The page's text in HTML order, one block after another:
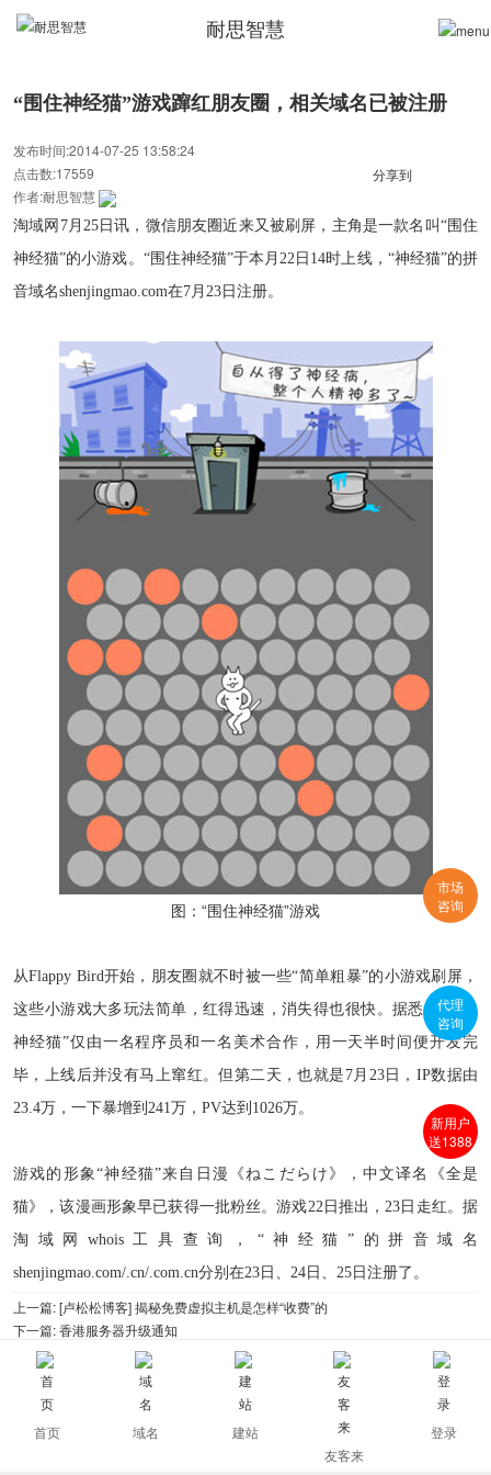
耐思智慧
“围住神经猫”游戏蹿红朋友圈，相关域名已被注册
发布时间:2014-07-25 13:58:24
点击数:17559
作者:耐思智慧
分享到
淘域网7月 25日讯，微信朋友圈近来又被刷屏，主角是一款名叫“围住
神经猫”的小游戏。“围住神经猫”于本月22 日 14时上线，“神经猫”的拼
音域名shenjingmao.com在7月 23 日注册。
图：“围住神经猫”游戏
从Flappy Bird开始，朋友圈就不时被一些“简单粗暴”的小游戏刷屏，
这些小游戏大多玩法简单，红得迅速，消失得也很快。据悉，“围住
神经猫”仅由一名程序员和一名美术合作，用一天半时间便开发完
毕，上线后并没有马上窜红。但第二天，也就是 7月 23日， IP数据由
23.4万，一下暴增到 241万， PV达到 1026万。
游戏的形象“神经猫”来自日漫《ねこだらけ》，中文译名《全是
猫》，该漫画形象早已获得一批粉丝。游戏22日推出，23 日走红。据
淘域网 whois工具 查询，“神经猫”的拼音域名
shenjingmao.com/.cn/.com.cn分别在23 日、 24 日、 25 日注册了。
上一篇:[卢松松博客] 揭秘免费虚拟主机是怎样“收费”的
下一篇:香港服务器升级通知
返回所有新闻信息
首页 域名
建站
友客来
登录
市场
咨询
代理
咨询
新用户
送1388